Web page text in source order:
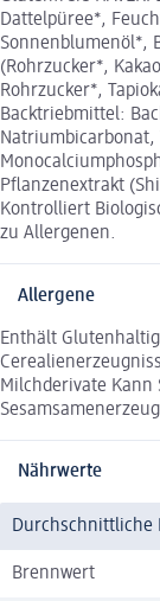
Dattelpüree*,
Sonnenblumenöl*,
(Rohrzucker*,
Rohrzucker*,
Backtriebmittel:
Natriumbicarbonat,
Pflanzenextrakt
Kontrolliert
zu Allergenen.
Allergene
Enthält
Milchderivate Kann
Nährwerte
Durchschnittliche
Brennwert